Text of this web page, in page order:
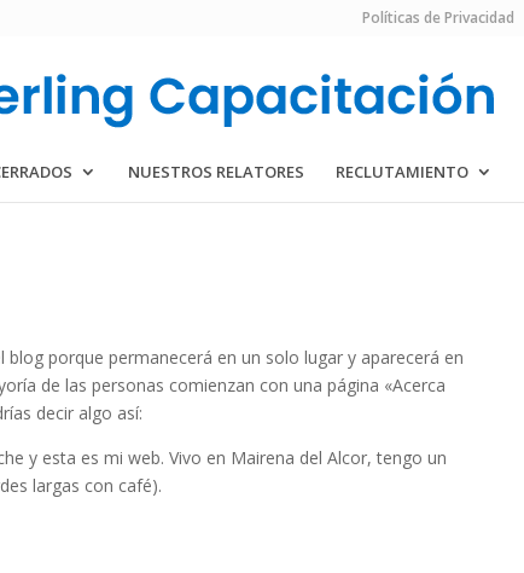
Políticas de Privacidad
NUESTROS RELATORES RECLUTAMIENTO
porque permanecerá en un solo lugar y aparecerá en
de las personas comienzan con una página «Acerca
decir algo así:
y esta es mi web. Vivo en Mairena del Alcor, tengo un
largas con café).